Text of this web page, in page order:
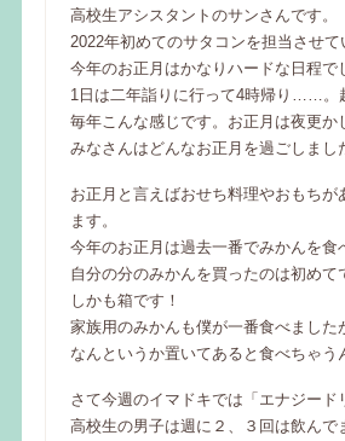
高校生アシスタントのサンさんです。
2022年初めてのサタコンを担当させて
今年のお正月はかなりハードな日程で
1日は二年詣りに行って4時帰り……。
毎年こんな感じです。お正月は夜更か
みなさんはどんなお正月を過ごしまし
お正月と言えばおせち料理やおもち
ます。
今年のお正月は過去一番でみかんを食
自分の分のみかんを買ったのは初めて
しかも箱です！
家族用のみかんも僕が一番食べまし
なんというか置いてあると食べちゃ
さて今週のイマドキでは「エナジー
高校生の男子は週に２、３回は飲ん